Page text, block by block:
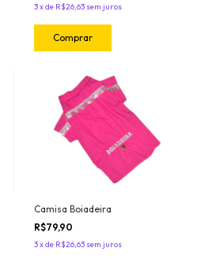
3xde R$26,63 sem juros
Comprar
Camisa Boiadeira
R$79,90
3xde R$26,63 sem juros